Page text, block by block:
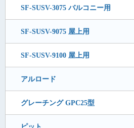
SF-SUSV-3075 バルコニー用
SF-SUSV-9075 屋上用
SF-SUSV-9100 屋上用
アルロード
グレーチング GPC25型